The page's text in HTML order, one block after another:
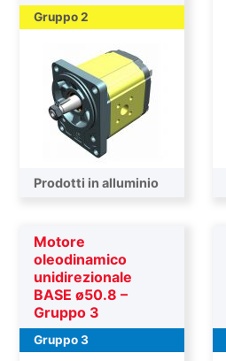
Gruppo 2
Prodotti in alluminio
Motore
oleodinamico
unidirezionale
BASE ø50.8 –
Gruppo 3
Gruppo 3